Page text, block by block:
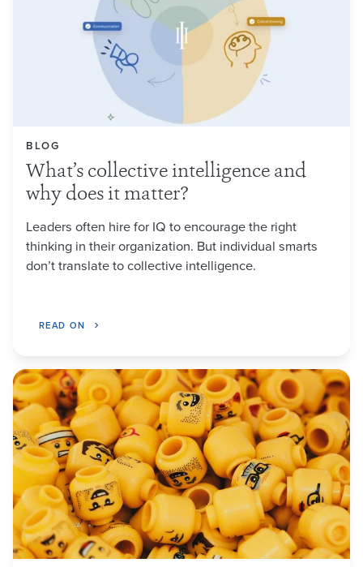
BLOG
What’s collective intelligence and
why does it matter?
Leaders often hire for IQ to encourage the right
thinking in their organization. But individual smarts
don’t translate to collective intelligence.
READ ON